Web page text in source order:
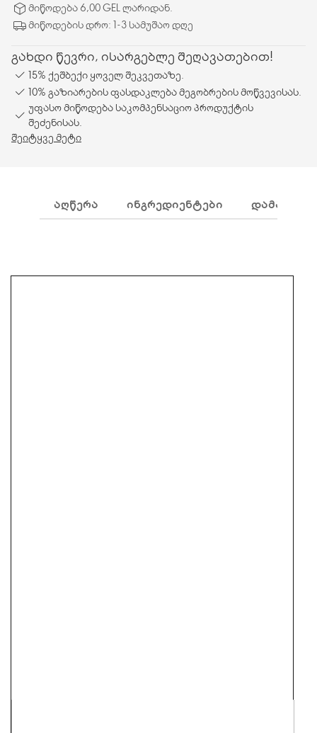
მიწოდება 6,00 GEL ლარიდან.
მიწოდების დრო: 1-3 სამუშაო დღე
გახდი წევრი, ისარგებლე შეღავათებით!
15% ქეშბექი ყოველ შეკვეთაზე.
10% გაზიარების ფასდაკლება მეგობრების მოწვევისას.
უფასო მიწოდება საკომპენსაციო პროდუქტის
შეძენისას.
შეიტყვე მეტი
ᲐᲦᲬᲔᲠᲐ ᲘᲜᲒᲠᲔᲓᲘᲔᲜᲢᲔᲑᲘ